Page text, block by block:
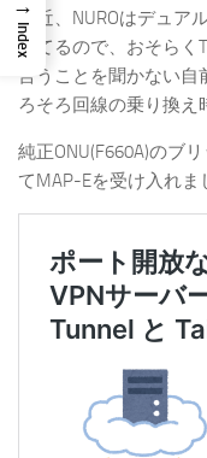
最近、NUROはデュア
ってるので、おそらく
言うことを聞かない自
ろそろ回線の乗り換え
純正ONU(F660A)のブ
てMAP-Eを受け入れま
→
Index